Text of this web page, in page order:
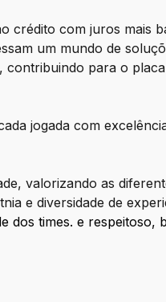
com juros mais
um mundo de
para o
jogada com
valorizando as
e diversidade de
times. e respeitoso,